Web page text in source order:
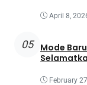
April 8,
05
Mode
February